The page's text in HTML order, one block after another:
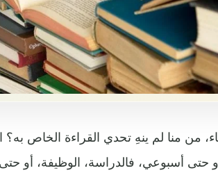
من منا لم ينهِ تحدي القراءة الخاص به؟
حتى أسبوعي، فالدراسة، الوظيفة، أو